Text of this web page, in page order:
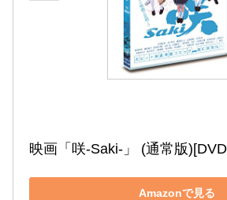
映画「咲-Saki-」 (通常版
Amazonで見る